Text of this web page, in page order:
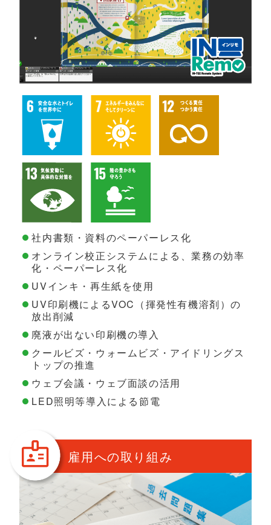
社内書類・資料のペーパーレス化
オンライン校正システムによる、業務の効率
化・ペーパーレス化
UVインキ・再生紙を使用
UV印刷機によるVOC（揮発性有機溶剤）の
放出削減
廃液が出ない印刷機の導入
クールビズ・ウォームビズ・アイドリングス
トップの推進
ウェブ会議・ウェブ面談の活用
LED照明等導入による節電
雇用への取り組み